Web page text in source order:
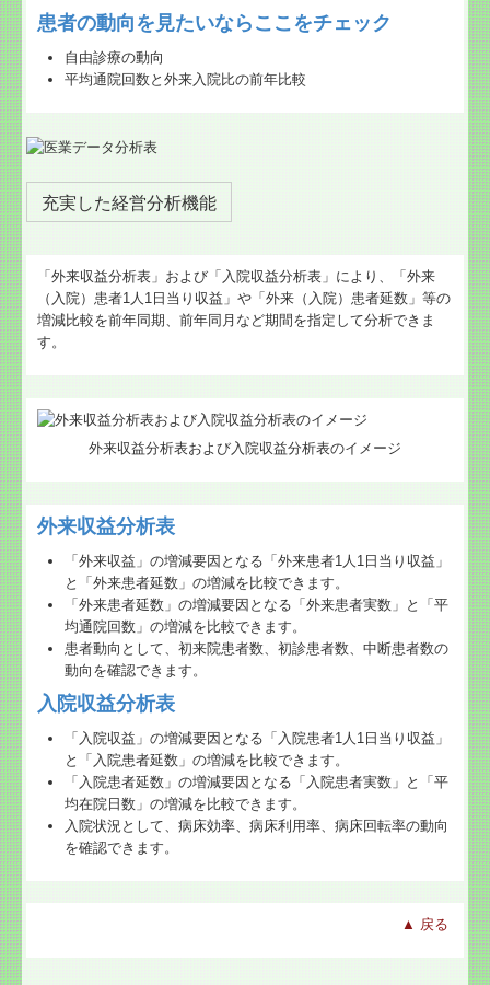
患者の動向を見たいならここをチェック
自由診療の動向
平均通院回数と外来入院比の前年比較
充実した経営分析機能
「外来収益分析表」および「入院収益分析表」により、「外来
（入院）患者1人1日当り収益」や「外来（入院）患者延数」等の
増減比較を前年同期、前年同月など期間を指定して分析できま
す。
外来収益分析表および入院収益分析表のイメージ
外来収益分析表
「外来収益」の増減要因となる「外来患者1人1日当り収益」
と「外来患者延数」の増減を比較できます。
「外来患者延数」の増減要因となる「外来患者実数」と「平
均通院回数」の増減を比較できます。
患者動向として、初来院患者数、初診患者数、中断患者数の
動向を確認できます。
入院収益分析表
「入院収益」の増減要因となる「入院患者1人1日当り収益」
と「入院患者延数」の増減を比較できます。
「入院患者延数」の増減要因となる「入院患者実数」と「平
均在院日数」の増減を比較できます。
入院状況として、病床効率、病床利用率、病床回転率の動向
を確認できます。
▲ 戻る